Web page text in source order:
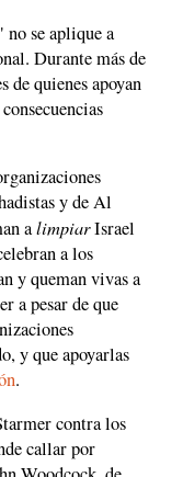
se aplique a
Durante más de
de quienes apoyan
y de Al
alimpiarIsrael
a los
y queman vivas a
a pesar de que
y que apoyarlas
.
contra los
callar por